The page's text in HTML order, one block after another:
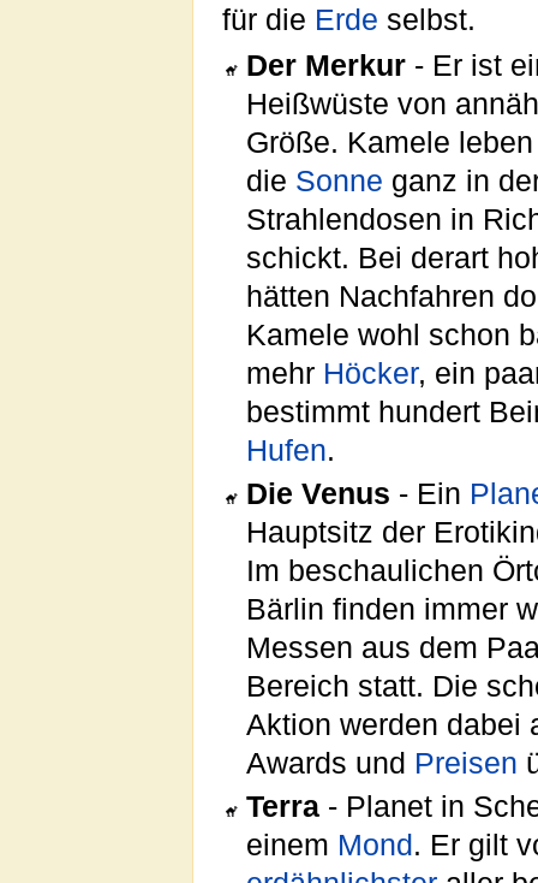
für die Erde selbst.
Der Merkur - Er ist
Heißwüste von
Größe. Kamele
die Sonne ganz in
Strahlendosen in
schickt. Bei derart
hätten Nachfahren
Kamele wohl schon
mehr Höcker, ein
bestimmt hundert
Hufen.
Die Venus - Ein
Hauptsitz der
Im beschaulichen
Bärlin finden immer
Messen aus dem
Bereich statt. Die
Aktion werden dabei
Awards und Preisen
Terra - Planet in
einem Mond . Er gilt